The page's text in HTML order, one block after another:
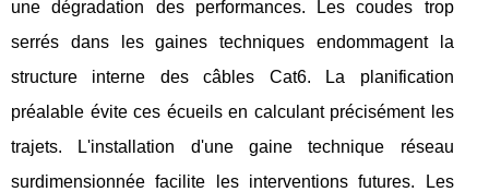
une dégradation des performances. Les coudes trop
serrés dans les gaines techniques endommagent la
structure interne des câbles Cat6. La planification
préalable évite ces écueils en calculant précisément les
trajets. L'installation d'une gaine technique réseau
surdimensionnée facilite les interventions futures. Les